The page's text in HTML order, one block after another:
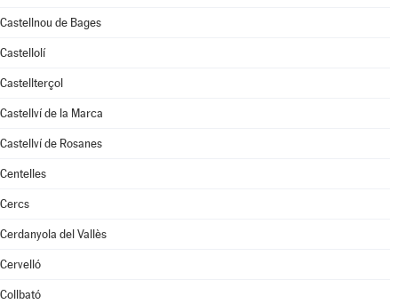
Castellnou de Bages
Castellolí
Castellterçol
Castellví de la Marca
Castellví de Rosanes
Centelles
Cercs
Cerdanyola del Vallès
Cervelló
Collbató